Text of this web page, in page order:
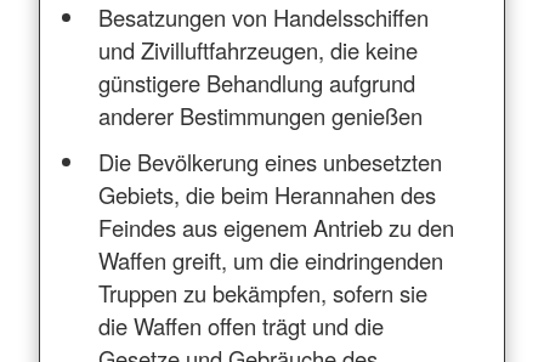
Besatzungen von Handelsschiffen
und Zivilluftfahrzeugen, die keine
günstigere Behandlung aufgrund
anderer Bestimmungen genießen
Die Bevölkerung eines unbesetzten
Gebiets, die beim Herannahen des
Feindes aus eigenem Antrieb zu den
Waffen greift, um die eindringenden
Truppen zu bekämpfen, sofern sie
die Waffen offen trägt und die